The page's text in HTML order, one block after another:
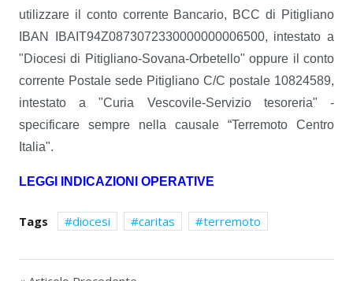
utilizzare il conto corrente Bancario, BCC di Pitigliano
IBAN IBAIT94Z0873072330000000006500, intestato a
"Diocesi di Pitigliano-Sovana-Orbetello" oppure il conto
corrente Postale sede Pitigliano C/C postale 10824589,
intestato a "Curia Vescovile-Servizio tesoreria" -
specificare sempre nella causale “Terremoto Centro
Italia".
LEGGI INDICAZIONI OPERATIVE
Tags diocesi caritas terremoto